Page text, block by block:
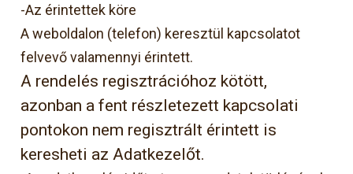
-Az érintettek köre
A weboldalon (telefon) keresztül kapcsolatot
felvevő valamennyi érintett.
A rendelés regisztrációhoz kötött,
azonban a fent részletezett kapcsolati
pontokon nem regisztrált érintett is
keresheti az Adatkezelőt.